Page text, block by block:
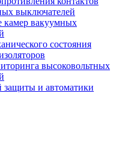
выключателей
камер вакуумных
состояния
высоковольтных
защиты и автоматики